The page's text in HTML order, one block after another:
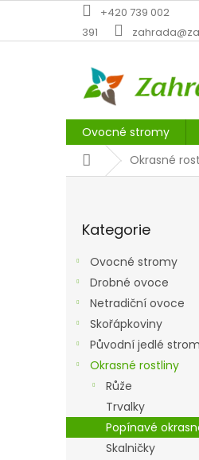
obsah
+420 739 002
391
Ovocné stromy
DomůOkrasné
l
kategorie
Kategorie
Ovocné stromy
Drobné ovoce
Netradiční ovoce
Skořápkoviny
Původní jedlé
Okrasné rostliny
Růže
Trvalky
Popínavé
Skalničky